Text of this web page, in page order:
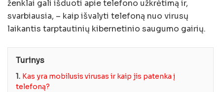
ženklai gali išduoti apie telefono užkrėtimą ir,
svarbiausia, – kaip išvalyti telefoną nuo virusų
laikantis tarptautinių kibernetinio saugumo gairių.
Turinys
1. Kas yra mobilusis virusas ir kaip jis patenka į
telefoną?